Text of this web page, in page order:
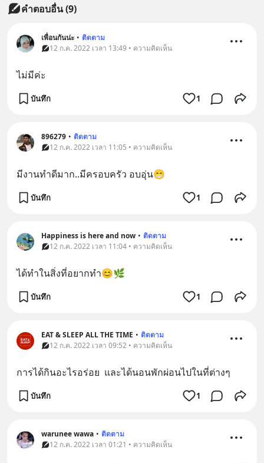
คำตอบอื่น(9)
เพื่อนกันน่ะ • ติดตาม
12 ก.ค. 2022 เวลา 13:49 • ความคิดเห็น
ไม่มีค่ะ
บันทึก 1
896279 • ติดตาม
12 ก.ค. 2022 เวลา 11:05 • ความคิดเห็น
มีงานทำดีมาก..มีครอบครัว อบอุ่น😁
บันทึก 1
Happiness is here and now • ติดตาม
12 ก.ค. 2022 เวลา 11:04 • ความคิดเห็น
ได้ทำในสิ่งที่อยากทำ😊🌿
บันทึก 1
EAT & SLEEP ALL THE TIME • ติดตาม
12 ก.ค. 2022 เวลา 09:52 • ความคิดเห็น
การได้กินอะไรอร่อย  และได้นอนพักผ่อนไปในที่ต่างๆ
บันทึก 1
warunee wawa • ติดตาม
12 ก.ค. 2022 เวลา 01:21 • ความคิดเห็น